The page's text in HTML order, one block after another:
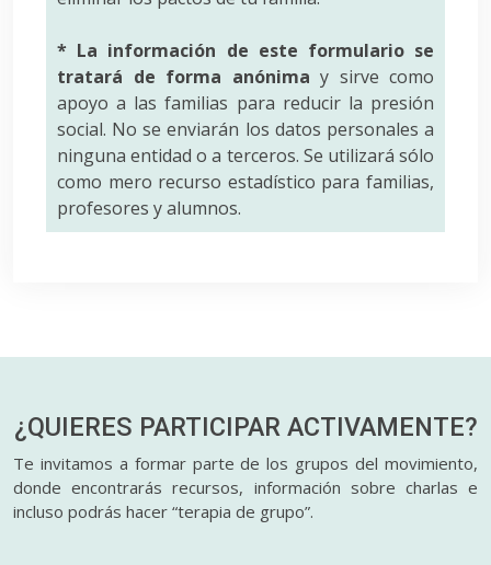
* La información de este formulario se
tratará de forma anónima y sirve como
apoyo a las familias para reducir la presión
social. No se enviarán los datos personales a
ninguna entidad o a terceros. Se utilizará sólo
como mero recurso estadístico para familias,
profesores y alumnos.
¿QUIERES PARTICIPAR ACTIVAMENTE?
Te invitamos a formar parte de los grupos del movimiento,
donde encontrarás recursos, información sobre charlas e
incluso podrás hacer “terapia de grupo”.